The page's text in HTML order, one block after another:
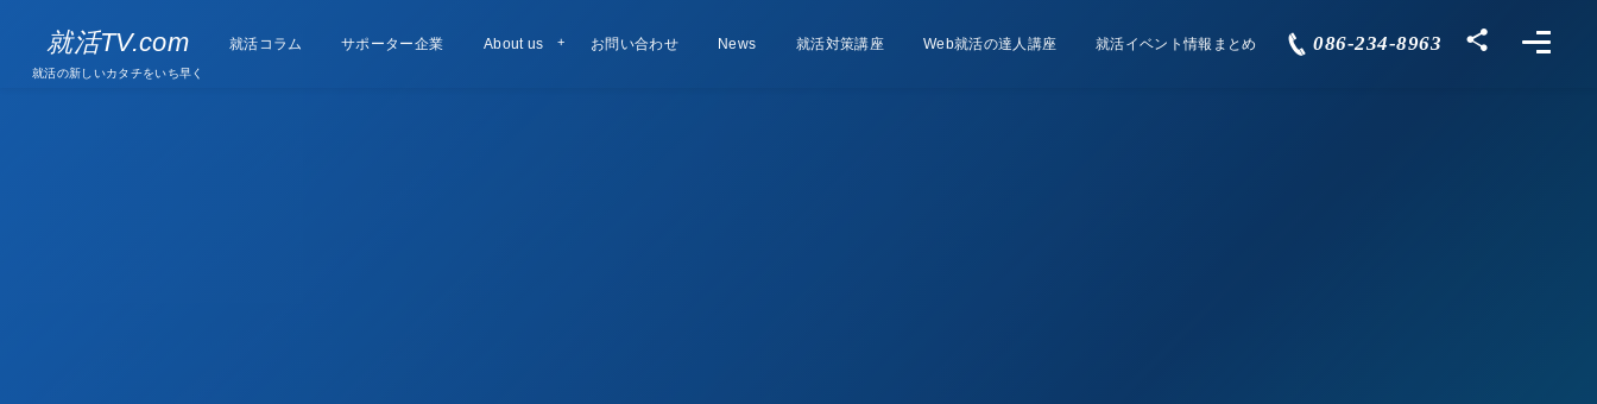
就活TV.com
就活の新しいカタチをいち早く
就活コラム
Column サポーター企業
Supporter
companies
About us お問い合わせ
Contact News
お知らせ 就活対策講座
Lesson Web就活の達人講座
Course 就活イベント情報まとめ
Events 086-234-8963